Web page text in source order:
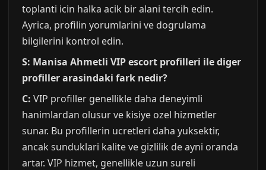
toplanti icin halka acik bir alani tercih edin.
Ayrica, profilin yorumlarini ve dogrulama
bilgilerini kontrol edin.
S: Manisa Ahmetli VIP escort profilleri ile diger
profiller arasindaki fark nedir?
C: VIP profiller genellikle daha deneyimli
hanimlardan olusur ve kisiye ozel hizmetler
sunar. Bu profillerin ucretleri daha yuksektir,
ancak sunduklari kalite ve gizlilik de ayni oranda
artar. VIP hizmet, genellikle uzun sureli